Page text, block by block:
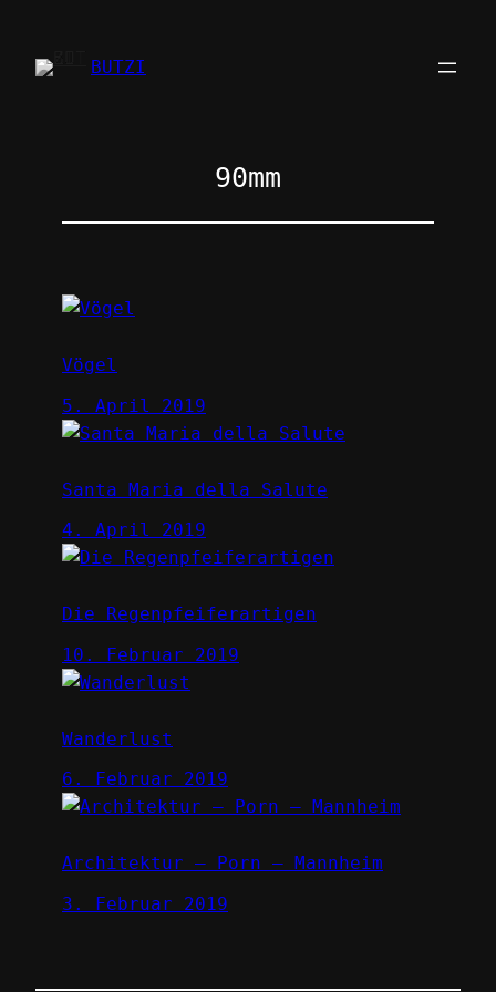
springenBUTZI
90mm
Vögel
5. April 2019
Santa Maria della Salute
4. April 2019
Die Regenpfeiferartigen
10. Februar 2019
Wanderlust
6. Februar 2019
Architektur – Porn – Mannheim
3. Februar 2019